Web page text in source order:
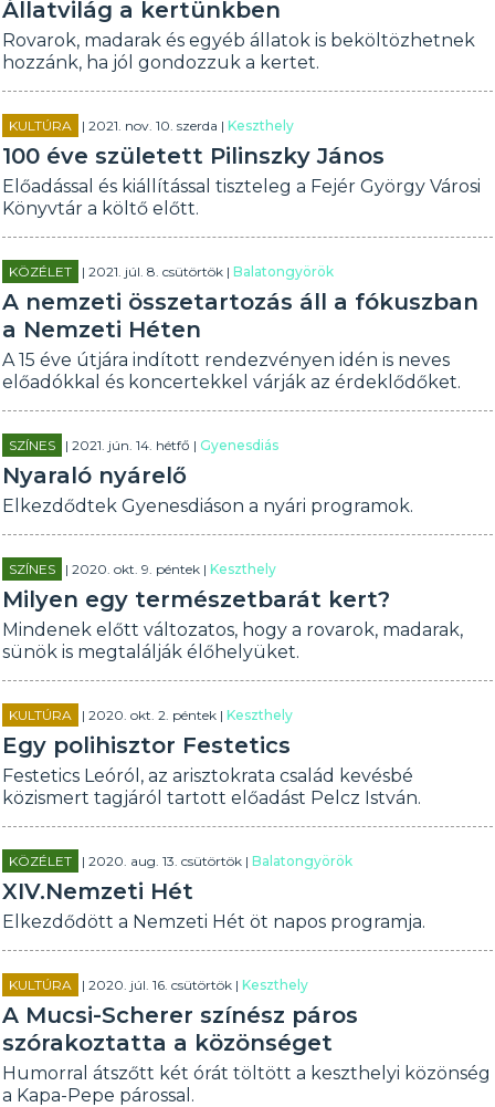
Állatvilág a kertünkben
Rovarok, madarak és egyéb állatok is beköltözhetnek
hozzánk, ha jól gondozzuk a kertet.
KULTÚRA | 2021. nov. 10. szerda |Keszthely
100 éve született Pilinszky János
Előadással és kiállítással tiszteleg a Fejér György Városi
Könyvtár a költő előtt.
KÖZÉLET | 2021. júl. 8. csütörtök |Balatongyörök
A nemzeti összetartozás áll a fókuszban
a Nemzeti Héten
A 15 éve útjára indított rendezvényen idén is neves
előadókkal és koncertekkel várják az érdeklődőket.
SZÍNES | 2021. jún. 14. hétfő |Gyenesdiás
Nyaraló nyárelő
Elkezdődtek Gyenesdiáson a nyári programok.
SZÍNES | 2020. okt. 9. péntek |Keszthely
Milyen egy természetbarát kert?
Mindenek előtt változatos, hogy a rovarok, madarak,
sünök is megtalálják élőhelyüket.
KULTÚRA | 2020. okt. 2. péntek |Keszthely
Egy polihisztor Festetics
Festetics Leóról, az arisztokrata család kevésbé
közismert tagjáról tartott előadást Pelcz István.
KÖZÉLET | 2020. aug. 13. csütörtök |Balatongyörök
XIV.Nemzeti Hét
Elkezdődött a Nemzeti Hét öt napos programja.
KULTÚRA | 2020. júl. 16. csütörtök |Keszthely
A Mucsi-Scherer színész páros
szórakoztatta a közönséget
Humorral átszőtt két órát töltött a keszthelyi közönség
a Kapa-Pepe párossal.